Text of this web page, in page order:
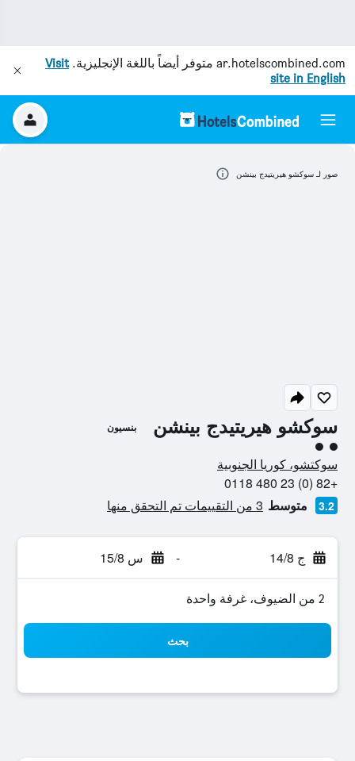
ar.hotelscombined.com متوفر أيضاً باللغة الإنجليزية.Visit
site in English
سوكشو هيريتيدج بينشن بنسيون
تقييم فئة 2
سوكتشو، كوريا الجنوبية
+82 (0) 23 480 0118
3.2 متوسط 3 من التقييمات تم التحقق منها
ج 14/8 - س 15/8
2 من الضيوف، غرفة واحدة
بحث
صور لـ سوكشو هيريتيدج بينشن